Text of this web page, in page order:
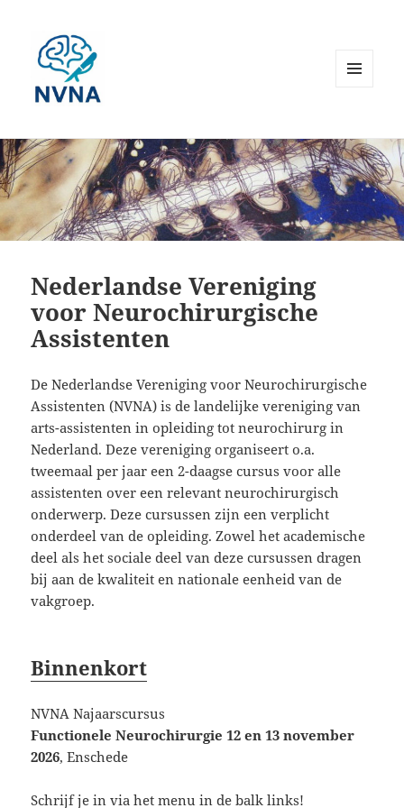
Nederlandse Vereniging
voor Neurochirurgische
Assistenten
De Nederlandse Vereniging voor Neurochirurgische
Assistenten (NVNA) is de landelijke vereniging van
arts-assistenten in opleiding tot neurochirurg in
Nederland. Deze vereniging organiseert o.a.
tweemaal per jaar een 2-daagse cursus voor alle
assistenten over een relevant neurochirurgisch
onderwerp. Deze cursussen zijn een verplicht
onderdeel van de opleiding. Zowel het academische
deel als het sociale deel van deze cursussen dragen
bij aan de kwaliteit en nationale eenheid van de
vakgroep.
Binnenkort
NVNA Najaarscursus
Functionele Neurochirurgie 12 en 13 november
2026, Enschede
Schrijf je in via het menu in de balk links!